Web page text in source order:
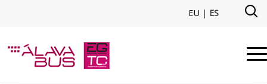
EU | ES